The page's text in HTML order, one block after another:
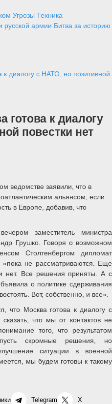
Угрозы Техника
русской армии Битва за историю
диалогу с НАТО, но позитивной
готова к диалогу
повестки нет
ведомстве заявили, что в
альянсом, если
в Европе, добавив, что
заместитель министра
Грушко. Говоря о возможном
Столтенбергом дипломат
«пока не рассматриваются. Еще
нет. Все решения приняты. А с
о политике сдерживания
Вот, собственно, и все».
что Москва готова к диалогу с
что мы от контактов не
того, что результатом
скромные решения, но
ситуации в военной
мы будем готовы к такому
Telegram X